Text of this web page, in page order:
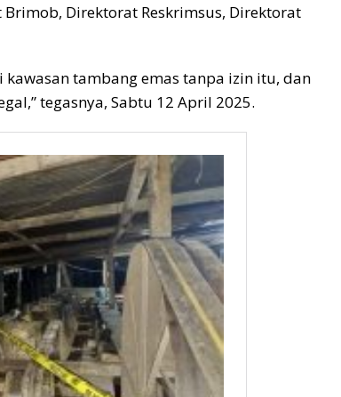
Direktorat Reskrimsus, Direktorat
tambang emas tanpa izin itu, dan
tegasnya, Sabtu 12 April 2025.